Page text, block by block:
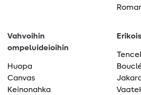
Vahvoihin
ompeluideioihin
Huopa
Canvas
Keinonahka
Tencel